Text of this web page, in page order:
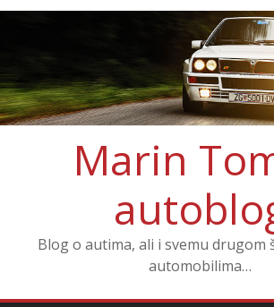
Marin
Blog o autima, ali i svemu drugom
automobilima…